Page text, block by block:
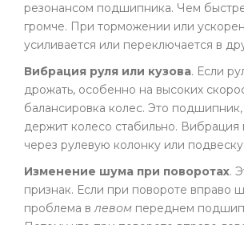
резонансом подшипника. Чем
громче. При торможении или
усиливается или переключается в
Вибрация руля или кузова. Если
дрожать, особенно на высоких
балансировка колес. Это
держит колесо стабильно. Вибрация
через рулевую колонку или подвеску.
Изменение шума при поворотах.
признак. Если при повороте вправо
проблема влевом переднем